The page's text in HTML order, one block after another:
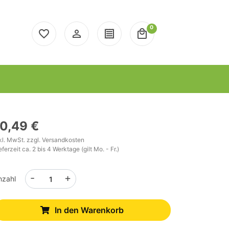
favorite_border person_outline receipt local_mall
0
€
MwSt. zzgl.Versandkosten
ca. 2 bis 4 Werktage (gilt Mo. - Fr.)
+
-
In den Warenkorb